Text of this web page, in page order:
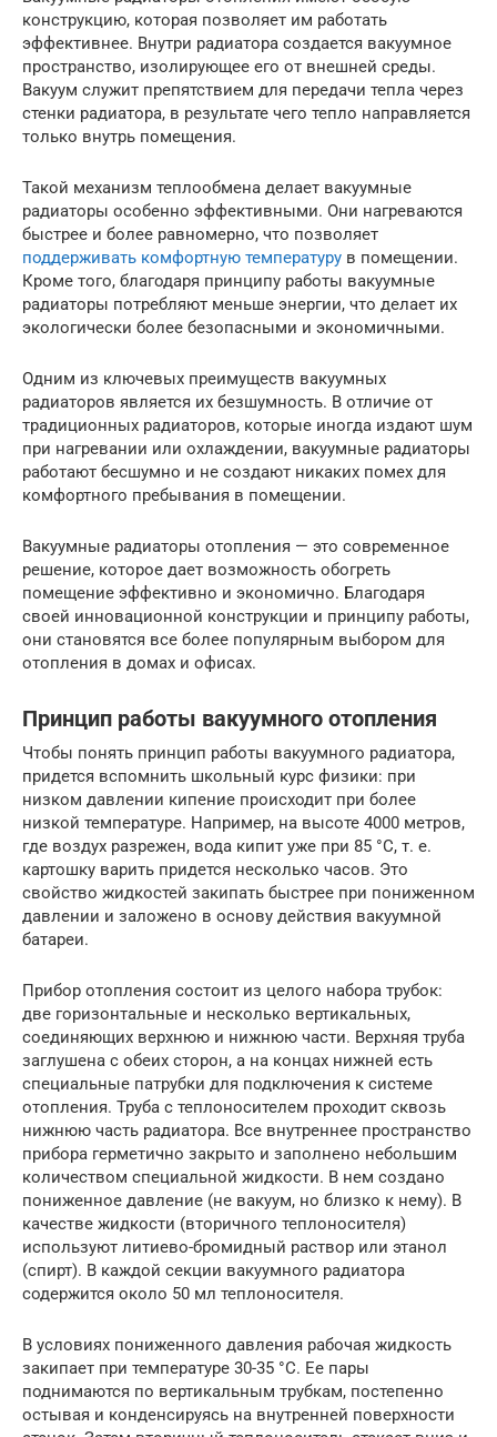
конструкцию, которая позволяет им работать
эффективнее. Внутри радиатора создается вакуумное
пространство, изолирующее его от внешней среды.
Вакуум служит препятствием для передачи тепла через
стенки радиатора, в результате чего тепло направляется
только внутрь помещения.
Такой механизм теплообмена делает вакуумные
радиаторы особенно эффективными. Они нагреваются
быстрее и более равномерно, что позволяет
поддерживать комфортную температуру в помещении.
Кроме того, благодаря принципу работы вакуумные
радиаторы потребляют меньше энергии, что делает их
экологически более безопасными и экономичными.
Одним из ключевых преимуществ вакуумных
радиаторов является их безшумность. В отличие от
традиционных радиаторов, которые иногда издают шум
при нагревании или охлаждении, вакуумные радиаторы
работают бесшумно и не создают никаких помех для
комфортного пребывания в помещении.
Вакуумные радиаторы отопления — это современное
решение, которое дает возможность обогреть
помещение эффективно и экономично. Благодаря
своей инновационной конструкции и принципу работы,
они становятся все более популярным выбором для
отопления в домах и офисах.
Принцип работы вакуумного отопления
Чтобы понять принцип работы вакуумного радиатора,
придется вспомнить школьный курс физики: при
низком давлении кипение происходит при более
низкой температуре. Например, на высоте 4000 метров,
где воздух разрежен, вода кипит уже при 85 °С, т. е.
картошку варить придется несколько часов. Это
свойство жидкостей закипать быстрее при пониженном
давлении и заложено в основу действия вакуумной
батареи.
Прибор отопления состоит из целого набора трубок:
две горизонтальные и несколько вертикальных,
соединяющих верхнюю и нижнюю части. Верхняя труба
заглушена с обеих сторон, а на концах нижней есть
специальные патрубки для подключения к системе
отопления. Труба с теплоносителем проходит сквозь
нижнюю часть радиатора. Все внутреннее пространство
прибора герметично закрыто и заполнено небольшим
количеством специальной жидкости. В нем создано
пониженное давление (не вакуум, но близко к нему). В
качестве жидкости (вторичного теплоносителя)
используют литиево-бромидный раствор или этанол
(спирт). В каждой секции вакуумного радиатора
содержится около 50 мл теплоносителя.
В условиях пониженного давления рабочая жидкость
закипает при температуре 30-35 °С. Ее пары
поднимаются по вертикальным трубкам, постепенно
остывая и конденсируясь на внутренней поверхности